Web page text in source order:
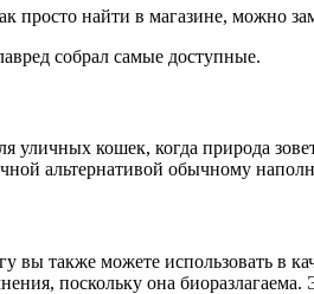
просто найти в магазине, можно
собрал самые доступные.
уличных кошек, когда природа
альтернативой обычному
также можете использовать в
поскольку она